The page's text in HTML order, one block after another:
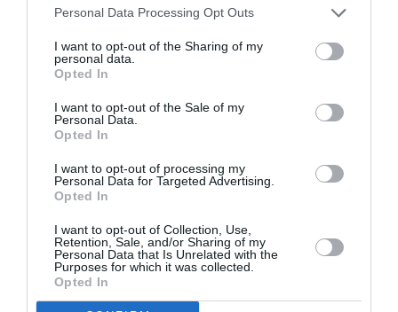
Personal Data Processing Opt Outs
I want to opt-out of the Sharing of my
personal data.
Opted In
I want to opt-out of the Sale of my
Personal Data.
Opted In
I want to opt-out of processing my
Personal Data for Targeted Advertising.
Opted In
I want to opt-out of Collection, Use,
Retention, Sale, and/or Sharing of my
Personal Data that Is Unrelated with the
Purposes for which it was collected.
Opted In
la Bristol…acolo profesorii sunt mai
Următorul articol
Deputatul Aurelian Mihai, proiect de lege
susținut de 43 de parlamentari. „Cerem
organizarea Congresului și a Consiliului
Românilor de Pretutindeni”
AȚI PUTEA DORI DE
ASEMENEA